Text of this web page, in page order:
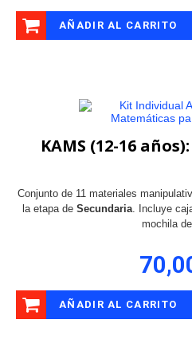
AÑADIR AL CARRITO
KAMS (12-16
Conjunto de 11 materiales
la etapa de Secundaria. Incluye
mochila
AÑADIR AL CARRITO